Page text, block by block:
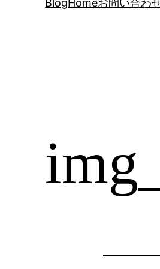
BlogHomeお問い合わ